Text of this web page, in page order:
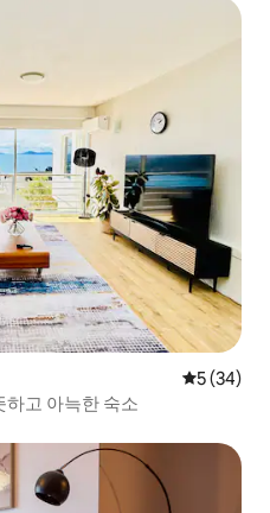
평점 5점(5
5 (34)
하고 아늑한 숙소